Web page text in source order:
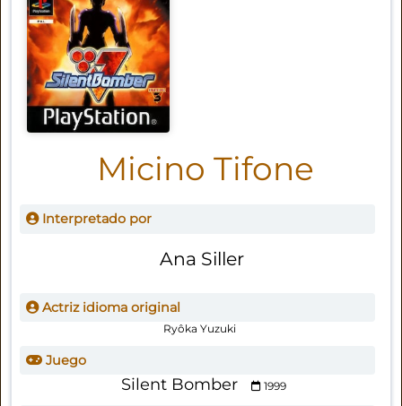
Micino Tifone
Interpretado por
Ana Siller
Actriz idioma original
Ryôka Yuzuki
Juego
Silent Bomber 1999